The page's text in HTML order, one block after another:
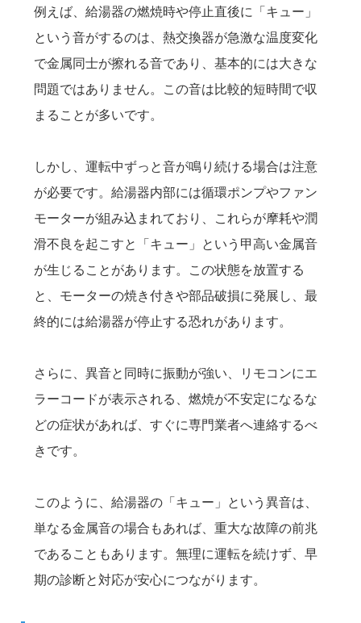
例えば、給湯器の燃焼時や停止直後に「キュー」
という音がするのは、熱交換器が急激な温度変化
で金属同士が擦れる音であり、基本的には大きな
問題ではありません。この音は比較的短時間で収
まることが多いです。
しかし、運転中ずっと音が鳴り続ける場合は注意
が必要です。給湯器内部には循環ポンプやファン
モーターが組み込まれており、これらが摩耗や潤
滑不良を起こすと「キュー」という甲高い金属音
が生じることがあります。この状態を放置する
と、モーターの焼き付きや部品破損に発展し、最
終的には給湯器が停止する恐れがあります。
さらに、異音と同時に振動が強い、リモコンにエ
ラーコードが表示される、燃焼が不安定になるな
どの症状があれば、すぐに専門業者へ連絡するべ
きです。
このように、給湯器の「キュー」という異音は、
単なる金属音の場合もあれば、重大な故障の前兆
であることもあります。無理に運転を続けず、早
期の診断と対応が安心につながります。